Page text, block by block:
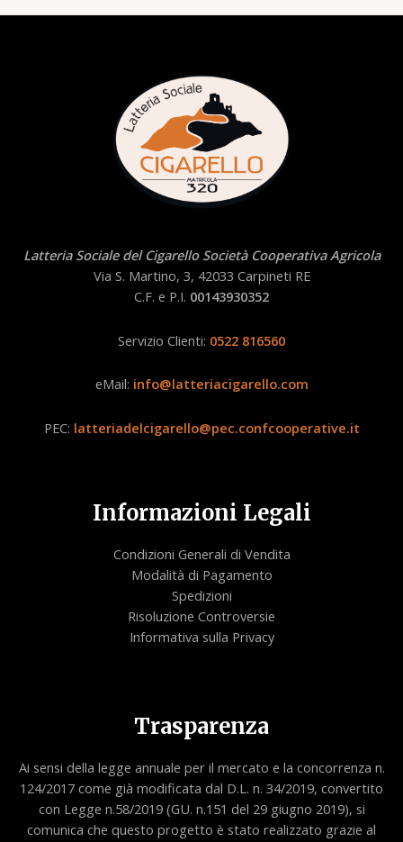
Latteria Sociale del Cigarello Società Cooperativa Agricola
Via S. Martino, 3, 42033 Carpineti RE
C.F. e P.I. 00143930352
Servizio Clienti: 0522 816560
eMail: info@latteriacigarello.com
PEC: latteriadelcigarello@pec.confcooperative.it
Informazioni Legali
Condizioni Generali di Vendita
Modalità di Pagamento
Spedizioni
Risoluzione Controversie
Informativa sulla Privacy
Trasparenza
Ai sensi della legge annuale per il mercato e la concorrenza n.
124/2017 come già modificata dal D.L. n. 34/2019, convertito
con Legge n.58/2019 (GU. n.151 del 29 giugno 2019), si
comunica che questo progetto è stato realizzato grazie al